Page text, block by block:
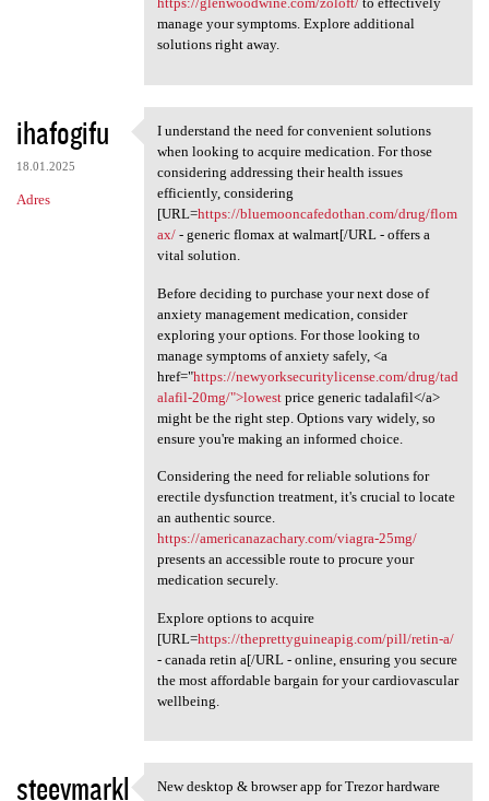
manage your symptoms. Explore additional
solutions right away.
ihafogifu
18.01.2025
Adres
I understand the need for
I understand the need for convenient solutions
when looking to acquire medication. For those
considering addressing their health issues
efficiently, considering
[URL=https://bluemooncafedothan.com/drug/flom
ax/- generic flomax at walmart[/URL - offers a
vital solution.
Before deciding to purchase your next dose of
anxiety management medication, consider
exploring your options. For those looking to
manage symptoms of anxiety safely, <a
href="https://newyorksecuritylicense.com/drug/tad
alafil-20mg/">lowestprice generic tadalafil</a>
might be the right step. Options vary widely, so
ensure you're making an informed choice.
Considering the need for reliable solutions for
erectile dysfunction treatment, it's crucial to locate
an authentic source.
https://americanazachary.com/viagra-25mg/
presents an accessible route to procure your
medication securely.
Explore options to acquire
[URL=https://theprettyguineapig.com/pill/retin-a/
- canada retin a[/URL - online, ensuring you secure
the most affordable bargain for your cardiovascular
wellbeing.
steevmarkl
New desktop & browser app for Trezor hardware